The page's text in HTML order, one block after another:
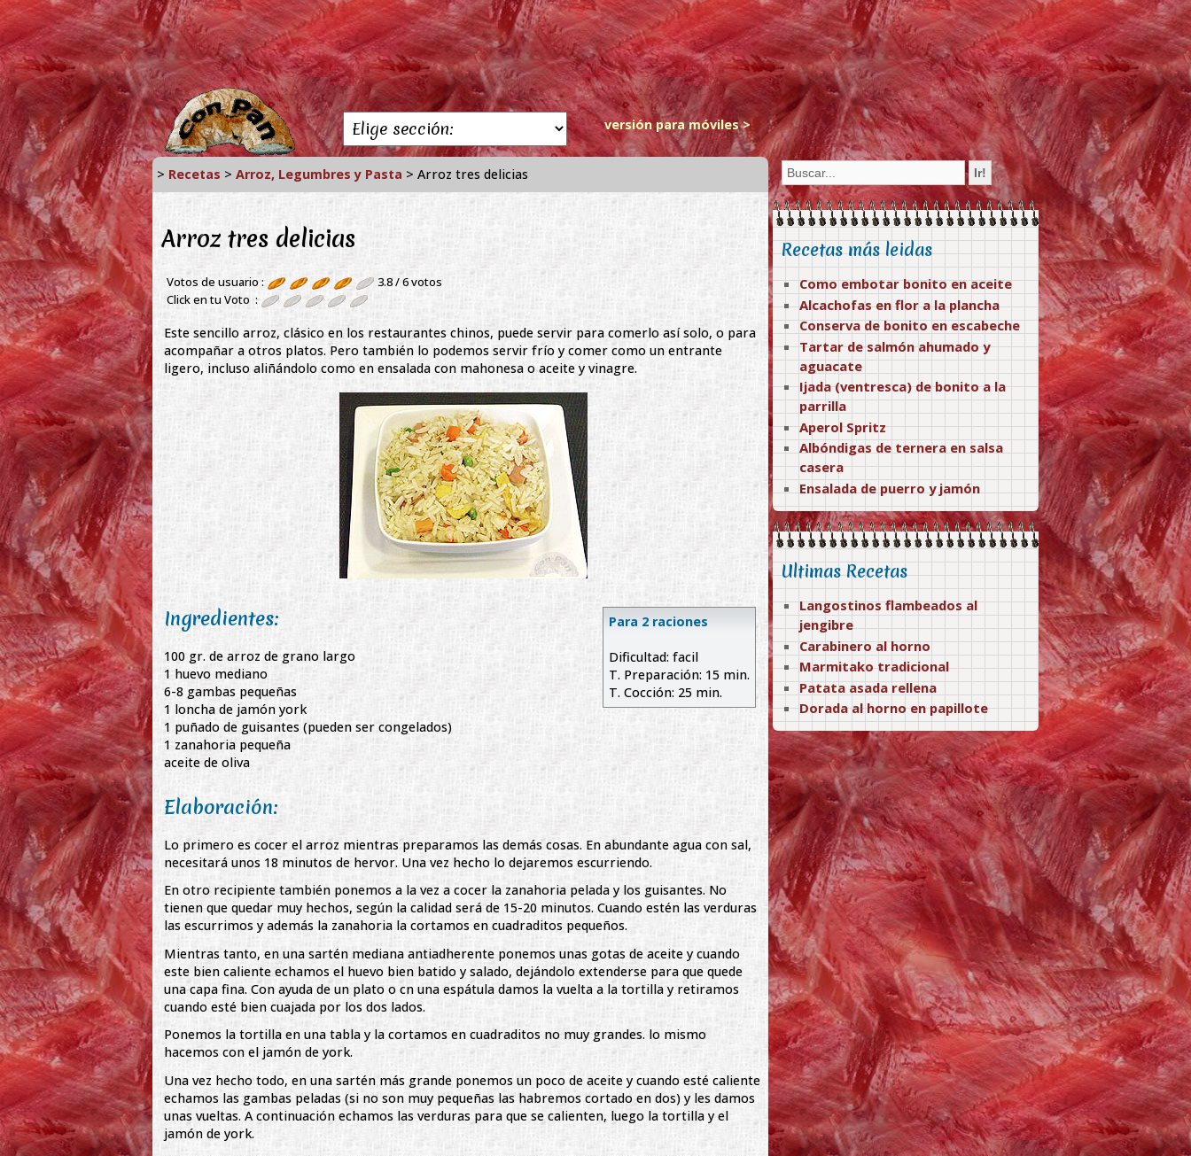
versión para móviles >
> Recetas > Arroz, Legumbres y Pasta > Arroz tres delicias
Arroz tres delicias
Votos de usuario : 3.8 /6votos
Click en tu Voto :
Este sencillo arroz, clásico en los restaurantes chinos, puede servir para comerlo así solo, o para
acompañar a otros platos. Pero también lo podemos servir frío y comer como un entrante
ligero, incluso aliñándolo como en ensalada con mahonesa o aceite y vinagre.
Para 2 raciones
Dificultad: facil
T. Preparación: 15 min.
T. Cocción: 25 min.
Ingredientes:
100 gr. de arroz de grano largo
1 huevo mediano
6-8 gambas pequeñas
1 loncha de jamón york
1 puñado de guisantes (pueden ser congelados)
1 zanahoria pequeña
aceite de oliva
Elaboración:
Lo primero es cocer el arroz mientras preparamos las demás cosas. En abundante agua con sal,
necesitará unos 18 minutos de hervor. Una vez hecho lo dejaremos escurriendo.
En otro recipiente también ponemos a la vez a cocer la zanahoria pelada y los guisantes. No
tienen que quedar muy hechos, según la calidad será de 15-20 minutos. Cuando estén las verduras
las escurrimos y además la zanahoria la cortamos en cuadraditos pequeños.
Mientras tanto, en una sartén mediana antiadherente ponemos unas gotas de aceite y cuando
este bien caliente echamos el huevo bien batido y salado, dejándolo extenderse para que quede
una capa fina. Con ayuda de un plato o cn una espátula damos la vuelta a la tortilla y retiramos
cuando esté bien cuajada por los dos lados.
Ponemos la tortilla en una tabla y la cortamos en cuadraditos no muy grandes. lo mismo
hacemos con el jamón de york.
Una vez hecho todo, en una sartén más grande ponemos un poco de aceite y cuando esté caliente
echamos las gambas peladas (si no son muy pequeñas las habremos cortado en dos) y les damos
unas vueltas. A continuación echamos las verduras para que se calienten, luego la tortilla y el
jamón de york.
Recetas más leidas
Como embotar bonito en aceite
Alcachofas en flor a la plancha
Conserva de bonito en escabeche
Tartar de salmón ahumado y
aguacate
Ijada (ventresca) de bonito a la
parrilla
Aperol Spritz
Albóndigas de ternera en salsa
casera
Ensalada de puerro y jamón
Ultimas Recetas
Langostinos flambeados al
jengibre
Carabinero al horno
Marmitako tradicional
Patata asada rellena
Dorada al horno en papillote